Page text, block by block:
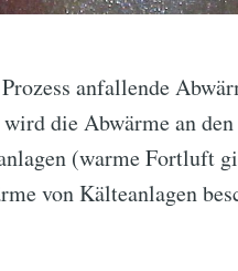
anfallende
die Abwärme an den
(warme Fortluft
von Kälteanlagen